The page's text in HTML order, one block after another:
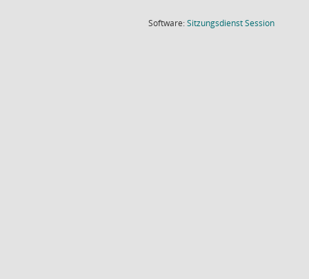
Software:SitzungsdienstSession(Wird in